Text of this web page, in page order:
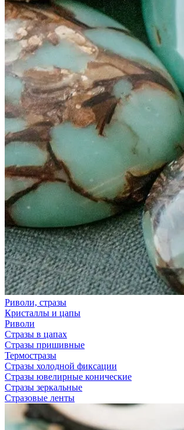
Риволи, стразы
Кристаллы и цапы
Риволи
Стразы в цапах
Стразы пришивные
Термостразы
Стразы холодной фиксации
Стразы ювелирные конические
Стразы зеркальные
Стразовые ленты